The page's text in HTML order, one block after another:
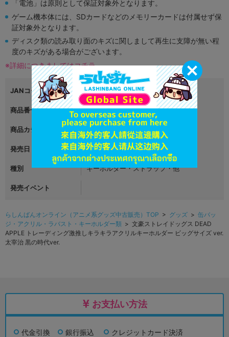
「電池」は原則として保証対象外となります。
ゲーム機本体には、SDカードなどのメモリーカードは付属せず保
証対象外となります。
ディスク類の読み取り面のキズに関しまして再生に支障が無い程
度のキズがある場合がございます。
※詳細につきましてはコチラ
JANコード 4589691208736|4589691208743
商品番号 L06069172
商品カテゴリ グッズ
発売日 2023年09月15日
種別 キーホルダー・ストラップ・他
発売イベント
らしんばんオンライン（アニメ系グッズ中古販売）TOP > グッズ > 缶バッ
ジ・アクリル・ラバスト・キーホルダー類 > 文豪ストレイドッグス DEAD
APPLE トレーディング激推しキラキラアクリルキーホルダー ビッグサイズ ver.
太宰治 黒の時代ver.
お支払い方法
代金引換 銀行振込 クレジットカード決済